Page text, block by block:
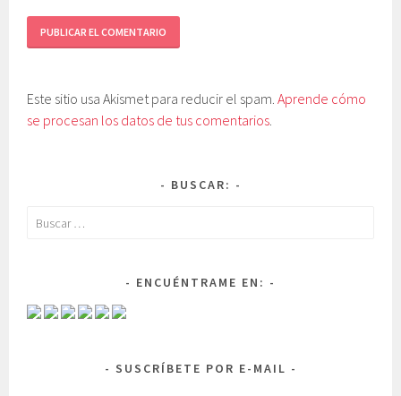
Este sitio usa Akismet para reducir el spam.Aprende cómo
se procesan los datos de tus comentarios.
BUSCAR:
Buscar:
ENCUÉNTRAME EN:
SUSCRÍBETE POR E-MAIL